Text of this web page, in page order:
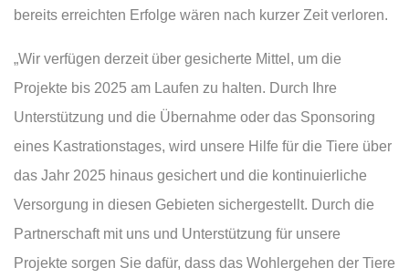
bereits erreichten Erfolge wären nach kurzer Zeit verloren.
„Wir verfügen derzeit über gesicherte Mittel, um die
Projekte bis 2025 am Laufen zu halten. Durch Ihre
Unterstützung und die Übernahme oder das Sponsoring
eines Kastrationstages, wird unsere Hilfe für die Tiere über
das Jahr 2025 hinaus gesichert und die kontinuierliche
Versorgung in diesen Gebieten sichergestellt. Durch die
Partnerschaft mit uns und Unterstützung für unsere
Projekte sorgen Sie dafür, dass das Wohlergehen der Tiere